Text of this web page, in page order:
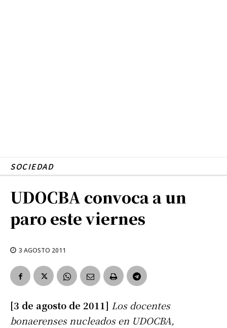
SOCIEDAD
UDOCBA convoca a un
paro este viernes
3 AGOSTO 2011
[3 de agosto de 2011] Los docentes
bonaerenses nucleados en UDOCBA,